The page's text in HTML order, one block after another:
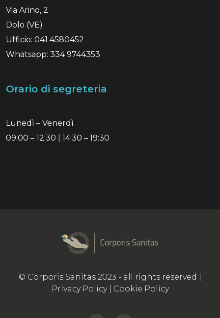
Via Arino, 2
Dolo (VE)
Ufficio: 041 4580452
Whatsapp: 334 9744353
Orario di segreteria
Lunedì – Venerdì
09:00 – 12:30 | 14:30 – 19:30
© Corporis Sanitas 2023 - all rights reserved |
Privacy Policy| Cookie Policy